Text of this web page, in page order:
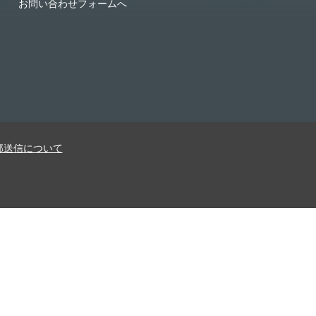
お問い合わせフォームへ
信について